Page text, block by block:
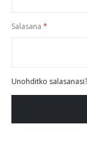
Salasana
Unohditko salasanasi?